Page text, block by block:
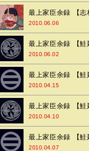
最上家臣余録 【
2010.06.06
最上家臣余録 【
2010.06.02
最上家臣余録 【
2010.04.15
最上家臣余録 【
2010.04.10
最上家臣余録 【
2010.04.07